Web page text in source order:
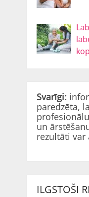
Svarīgi:
paredzēta,
un
rezultāti var
ILGSTOŠI